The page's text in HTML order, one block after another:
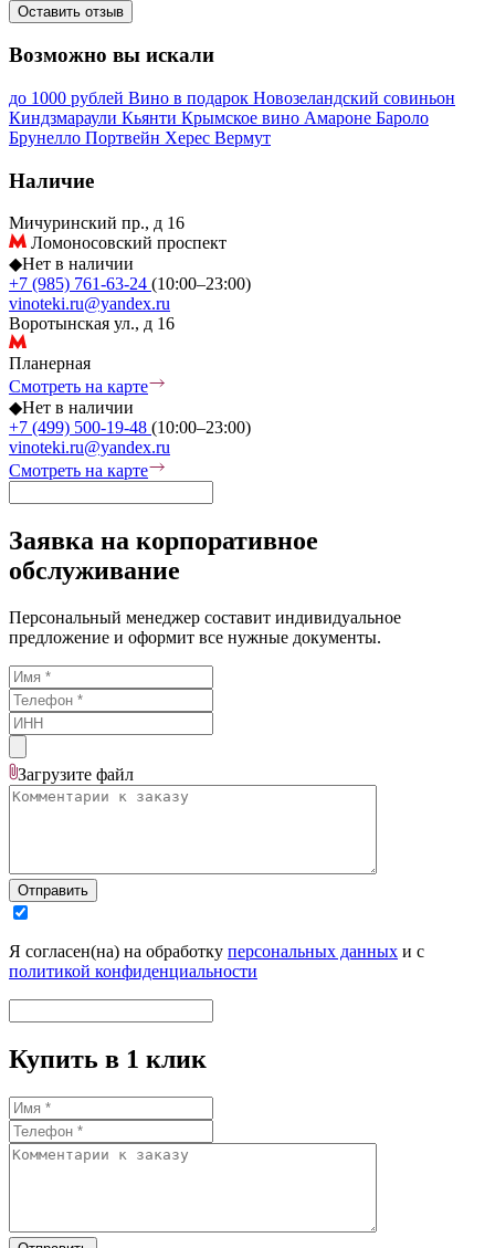
Оставить отзыв
Возможно вы искали
до 1000 рублей Вино в подарок Новозеландский совиньон
Киндзмараули Кьянти Крымское вино Амароне Бароло
Брунелло Портвейн Херес Вермут
Наличие
Мичуринский пр., д 16
Ломоносовский проспект
◆Нет в наличии
+7 (985) 761-63-24 (10:00–23:00)
vinoteki.ru@yandex.ru
Воротынская ул., д 16
Планерная
Смотреть на карте
◆Нет в наличии
+7 (499) 500-19-48 (10:00–23:00)
vinoteki.ru@yandex.ru
Смотреть на карте
Заявка на корпоративное
обслуживание
Персональный менеджер составит индивидуальное
предложение и оформит все нужные документы.
Загрузите файл
Отправить
Я согласен(на) на обработку персональных данных и с
политикой конфиденциальности
Купить в 1 клик